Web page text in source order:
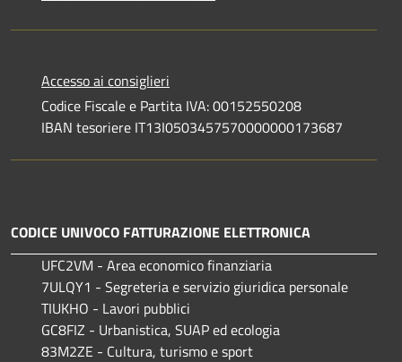
Accesso ai consiglieri
Codice Fiscale e Partita IVA: 00152550208
IBAN tesoriere IT13I0503457570000000173687
CODICE UNIVOCO FATTURAZIONE ELETTRONICA
UFC2VM - Area economico finanziaria
7ULQY1 - Segreteria e servizio giuridica personale
TIUKHO - Lavori pubblici
GC8FIZ - Urbanistica, SUAP ed ecologia
83M2ZE - Cultura, turismo e sport